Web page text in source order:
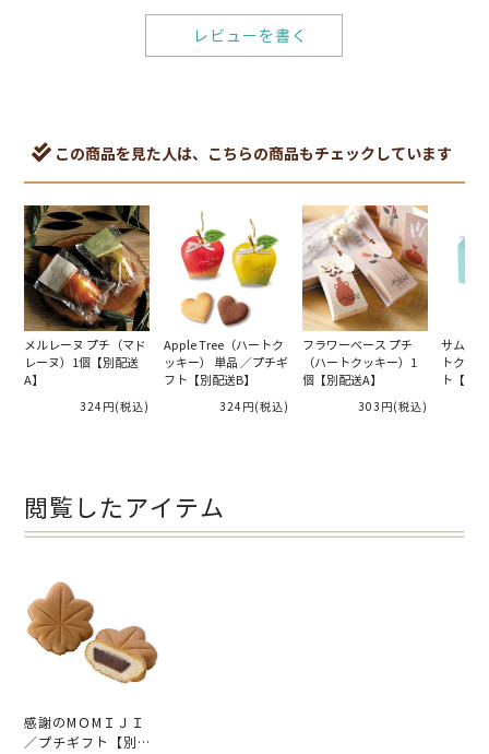
レビューを書く
この商品を見た人は、こちらの商品もチェックしています
メルレーヌ プチ（マド
レーヌ）1個【別配送
A】
324円(税込)
Apple Tree（ハートク
ッキー） 単品 ／プチギ
フト【別配送B】
324円(税込)
フラワーベース プチ
（ハートクッキー）1
個【別配送A】
303円(税込)
サムシ
トクッ
ト【別
閲覧したアイテム
感謝のMＯMＩＪＩ
／プチギフト【別配